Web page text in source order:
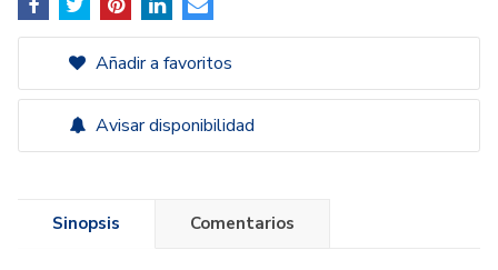
Añadir a favoritos
Avisar disponibilidad
Sinopsis Comentarios